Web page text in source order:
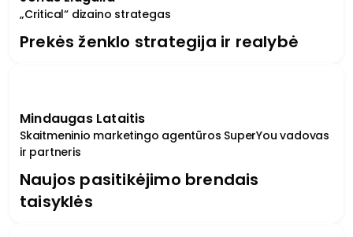
„Critical“ dizaino strategas
Prekės ženklo strategija ir realybė
Mindaugas Lataitis
Skaitmeninio marketingo agentūros SuperYou vadovas
ir partneris
Naujos pasitikėjimo brendais
taisyklės